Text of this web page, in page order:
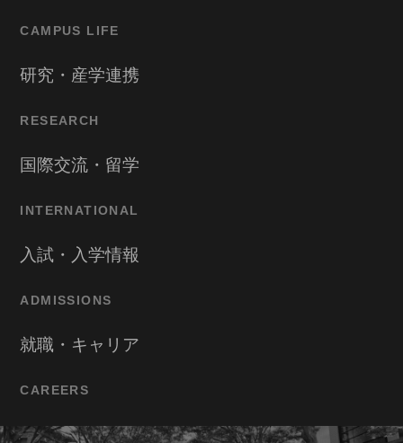
CAMPUS LIFE
研究・産学連携
RESEARCH
国際交流・留学
INTERNATIONAL
入試・入学情報
ADMISSIONS
就職・キャリア
CAREERS